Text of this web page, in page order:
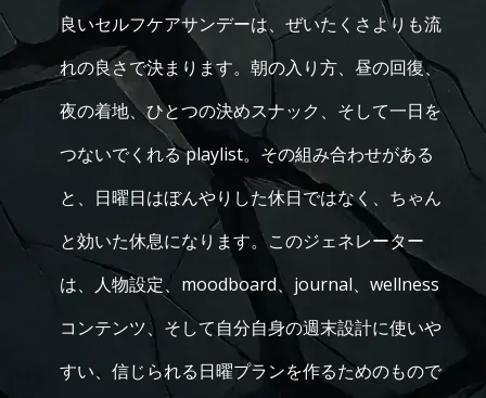
良いセルフケアサンデーは、ぜいたくさよりも流
れの良さで決まります。朝の入り方、昼の回復、
夜の着地、ひとつの決めスナック、そして一日を
つないでくれる playlist。その組み合わせがある
と、日曜日はぼんやりした休日ではなく、ちゃん
と効いた休息になります。このジェネレーター
は、人物設定、moodboard、journal、wellness
コンテンツ、そして自分自身の週末設計に使いや
すい、信じられる日曜プランを作るためのもので